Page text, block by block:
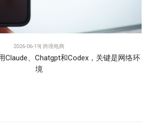
2026-06-19| 跨境电商
Claude、Chatgpt和Codex，关键是网络环
境